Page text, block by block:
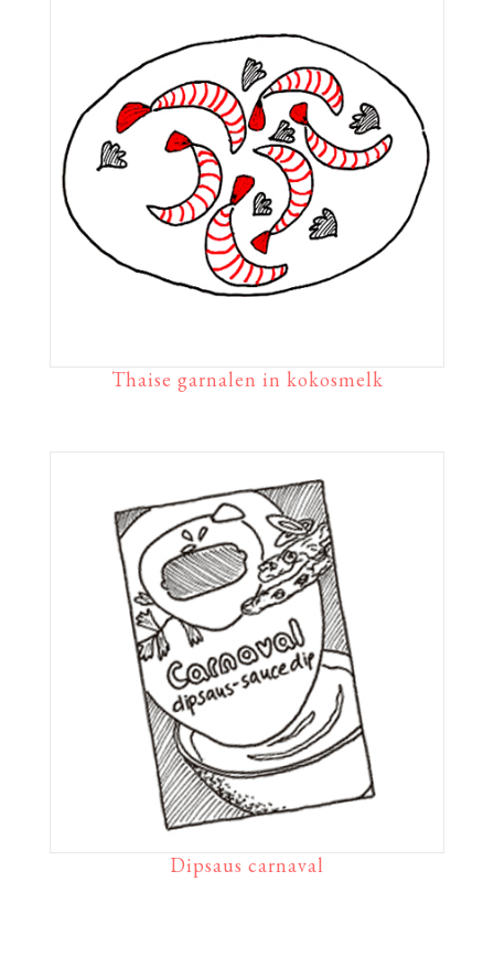
Thaise garnalen in kokosmelk
Dipsaus carnaval